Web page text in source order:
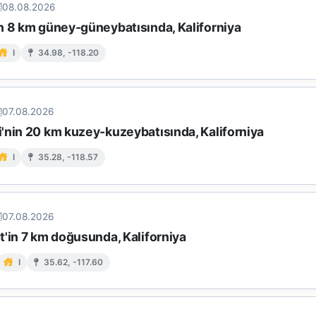
08.08.2026
8 km güney-güneybatısında, Kaliforniya
I 34.98, -118.20
07.08.2026
20 km kuzey-kuzeybatısında, Kaliforniya
I 35.28, -118.57
07.08.2026
7 km doğusunda, Kaliforniya
I 35.62, -117.60